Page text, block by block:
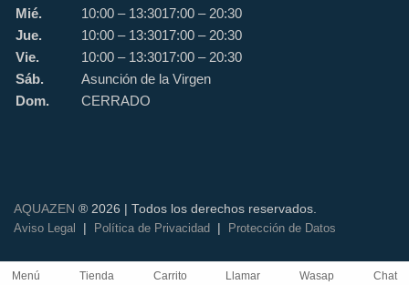
Mié.
10:00 – 13:3017:00 – 20:30
Jue.
10:00 – 13:3017:00 – 20:30
Vie.
10:00 – 13:3017:00 – 20:30
Sáb.
Asunción de la Virgen
Dom.
CERRADO
AQUAZEN ® 2026 | Todos los derechos reservados.
Aviso Legal
| Política de Privacidad | Protección de Datos
Menú Tienda Carrito Llamar Wasap Chat